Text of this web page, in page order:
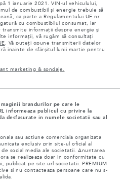
1 ianuarie 2021. VIN-ul vehiculului,
de combustibil și energie trebuie să
ca parte a Regulamentului UE nr.
cu combustibilul consumat, iar
transmite informații despre energie și
informații, vă rugăm să consultați
. Vă puteți opune transmiterii datelor
înainte de sfârșitul lunii martie pentru
marketing & sondaje.
brandurilor pe care le
informeaza publicul cu privire la
desfasurate in numele societatii sau al
sau actiune comerciala organizata
exclusiv prin site-ul oficial al
social media ale societatii. Anuntarea
se realizeaza doar in conformitate cu
publicat pe site-url societatii. PREMIUM
si nu contacteaza persoane care nu s-